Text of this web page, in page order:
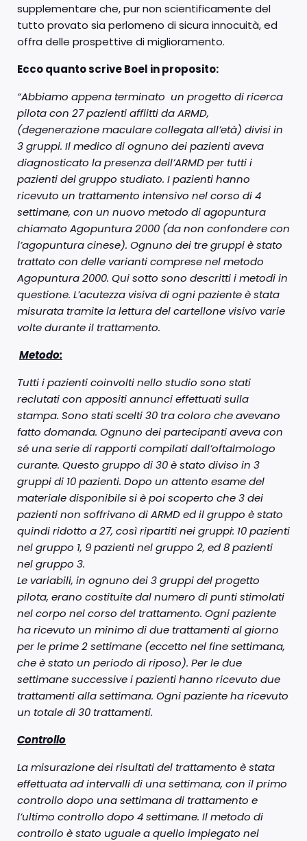
supplementare che, pur non scientificamente del
tutto provato sia perlomeno di sicura innocuità, ed
offra delle prospettive di miglioramento.
Ecco quanto scrive Boel in proposito:
“Abbiamo appena terminato un progetto di ricerca
pilota con 27 pazienti afflitti da ARMD,
(degenerazione maculare collegata all’età) divisi in
3 gruppi. Il medico di ognuno dei pazienti aveva
diagnosticato la presenza dell’ARMD per tutti i
pazienti del gruppo studiato. I pazienti hanno
ricevuto un trattamento intensivo nel corso di 4
settimane, con un nuovo metodo di agopuntura
chiamato Agopuntura 2000 (da non confondere con
l’agopuntura cinese). Ognuno dei tre gruppi è stato
trattato con delle varianti comprese nel metodo
Agopuntura 2000. Qui sotto sono descritti i metodi in
questione. L’acutezza visiva di ogni paziente è stata
misurata tramite la lettura del cartellone visivo varie
volte durante il trattamento.
Metodo:
Tutti i pazienti coinvolti nello studio sono stati
reclutati con appositi annunci effettuati sulla
stampa. Sono stati scelti 30 tra coloro che avevano
fatto domanda. Ognuno dei partecipanti aveva con
sé una serie di rapporti compilati dall’oftalmologo
curante. Questo gruppo di 30 è stato diviso in 3
gruppi di 10 pazienti. Dopo un attento esame del
materiale disponibile si è poi scoperto che 3 dei
pazienti non soffrivano di ARMD ed il gruppo è stato
quindi ridotto a 27, così ripartiti nei gruppi: 10 pazienti
nel gruppo 1, 9 pazienti nel gruppo 2, ed 8 pazienti
nel gruppo 3.
Le variabili, in ognuno dei 3 gruppi del progetto
pilota, erano costituite dal numero di punti stimolati
nel corpo nel corso del trattamento. Ogni paziente
ha ricevuto un minimo di due trattamenti al giorno
per le prime 2 settimane (eccetto nel fine settimana,
che è stato un periodo di riposo). Per le due
settimane successive i pazienti hanno ricevuto due
trattamenti alla settimana. Ogni paziente ha ricevuto
un totale di 30 trattamenti.
Controllo
La misurazione dei risultati del trattamento è stata
effettuata ad intervalli di una settimana, con il primo
controllo dopo una settimana di trattamento e
l’ultimo controllo dopo 4 settimane. Il metodo di
controllo è stato uguale a quello impiegato nel